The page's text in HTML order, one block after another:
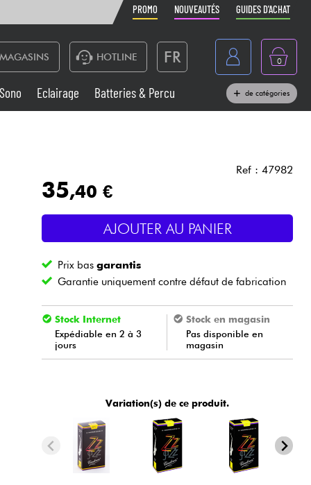
PROMO NOUVEAUTÉS GUIDES D'ACHAT
MAGASINS HOTLINE FR
Belgique
België
Nederland
0
Sono
Vents
Câbles & Access.
Sono Eclairage
Batteries & Percu
de catégories
Ref : 47982
35,40 €
AJOUTER AU PANIER
Prix basgarantis
Garantie uniquement contre défaut de fabrication
Stock Internet
Expédiable en 2 à 3
jours
Stock en magasin
Pas disponible en
magasin
Variation(s) de ce produit.